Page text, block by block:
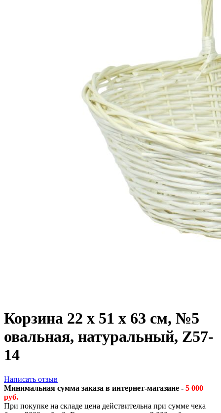
Корзина 22 х 51 х 63 см, №5
овальная, натуральный, Z57-
14
Написать отзыв
Минимальная сумма заказа в интернет-магазине - 5 000
руб.
При покупке на складе цена действительна при сумме чека